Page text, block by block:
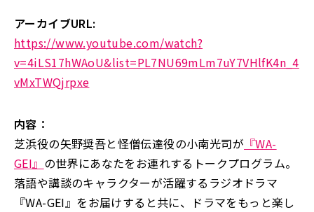
アーカイブURL:
https://www.youtube.com/watch?
v=4iLS17hWAoU&list=PL7NU69mLm7uY7VHlfK4n_4
vMxTWQjrpxe
内容：
芝浜役の矢野奨吾と怪僧伝達役の小南光司が 『WA-
GEI』 の世界にあなたをお連れするトークプログラム。
落語や講談のキャラクターが活躍するラジオドラマ
『WA-GEI』をお届けすると共に、ドラマをもっと楽し